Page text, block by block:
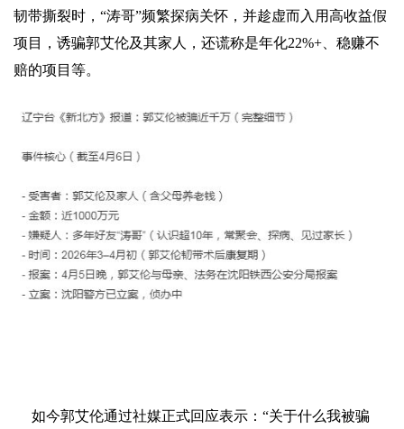
韧带撕裂时，“涛哥”频繁探病关怀，并趁虚而入用高收益假
项目，诱骗郭艾伦及其家人，还谎称是年化22%+、稳赚不
赔的项目等。
如今郭艾伦通过社媒正式回应表示：“关于什么我被骗